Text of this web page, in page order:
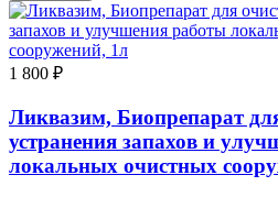
1 800 ₽
Ликвазим, Биопрепарат
устранения запахов и
локальных очистных